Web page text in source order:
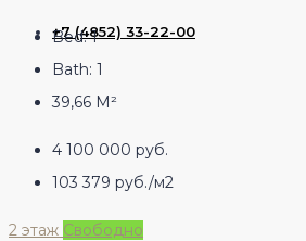
+7 (4852) 33-22-00
Bed: 1
Bath: 1
39,66 М²
4 100 000 руб.
103 379 руб./м2
2 этаж Свободно